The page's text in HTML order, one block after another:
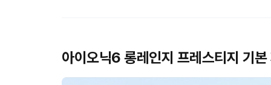
아이오닉6 롱레인지 프레스티지 기본